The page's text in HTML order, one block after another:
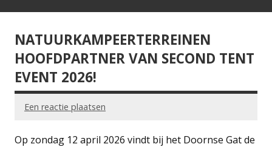
NATUURKAMPEERTERREINEN
HOOFDPARTNER VAN SECOND TENT
EVENT 2026!
Een reactie plaatsen
Op zondag 12 april 2026 vindt bij het Doornse Gat de